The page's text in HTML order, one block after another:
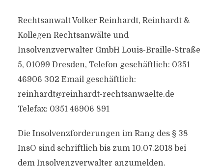
Rechtsanwalt Volker Reinhardt, Reinhardt &
Kollegen Rechtsanwälte und
Insolvenzverwalter GmbH Louis-Braille-Straße
5, 01099 Dresden, Telefon geschäftlich: 0351
46906 302 Email geschäftlich:
reinhardt@reinhardt-rechtsanwaelte.de
Telefax: 0351 46906 891
Die Insolvenzforderungen im Rang des § 38
InsO sind schriftlich bis zum 10.07.2018 bei
dem Insolvenzverwalter anzumelden.